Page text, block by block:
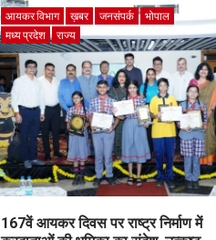
आयकर विभाग ख़बर जनसंपर्क
भोपाल
मध्य प्रदेश
राज्य
167वें आयकर दिवस पर राष्ट्र निर्माण में